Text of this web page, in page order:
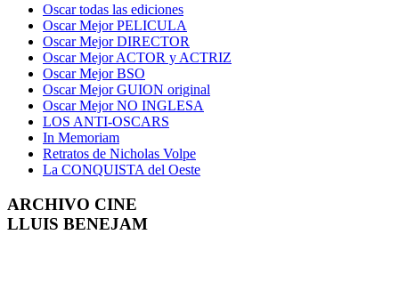
Oscar todas las ediciones
Oscar Mejor PELICULA
Oscar Mejor DIRECTOR
Oscar Mejor ACTOR y ACTRIZ
Oscar Mejor BSO
Oscar Mejor GUION original
Oscar Mejor NO INGLESA
LOS ANTI-OSCARS
In Memoriam
Retratos de Nicholas Volpe
La CONQUISTA del Oeste
ARCHIVO CINE
LLUIS BENEJAM